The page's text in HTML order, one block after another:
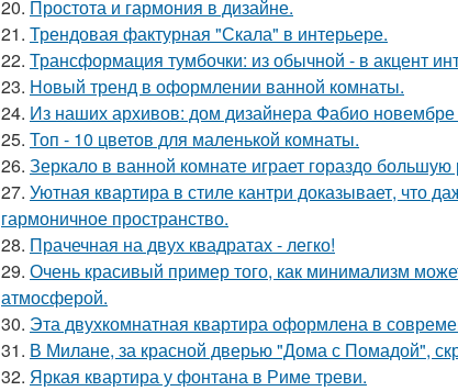
20. Простота и гармония в дизайне.
21. Трендовая фактурная "Скала" в интерьере.
22. Трансформация тумбочки: из обычной - в акцент
23. Новый тренд в оформлении ванной комнаты.
24. Из наших архивов: дом дизайнера Фабио
25. Топ - 10 цветов для маленькой комнаты.
26. Зеркало в ванной комнате играет гораздо
27. Уютная квартира в стиле кантри доказывает, что
гармоничное пространство.
28. Прачечная на двух квадратах - легко!
29. Очень красивый пример того, как минимализм
атмосферой.
30. Эта двухкомнатная квартира оформлена в
31. В Милане, за красной дверью "Дома с Помадой",
32. Яркая квартира у фонтана в Риме треви.